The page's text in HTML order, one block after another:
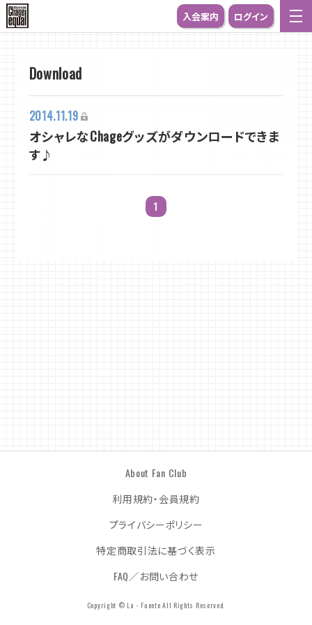
入会案内 ログイン
Download
2014.11.19
オシャレなChageグッズがダウンロードできま
す♪
1
About Fan Club
利用規約・会員規約
プライバシーポリシー
特定商取引法に基づく表示
FAQ／お問い合わせ
Copyright © La・Fuente All Rights Reserved.